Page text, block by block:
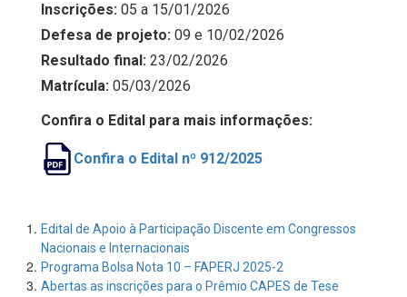
Inscrições: 05 a 15/01/2026
Defesa de projeto: 09 e 10/02/2026
Resultado final: 23/02/2026
Matrícula: 05/03/2026
Confira o Edital para mais informações:
Confira o Edital nº 912/2025
Edital de Apoio à Participação Discente em Congressos
Nacionais e Internacionais
Programa Bolsa Nota 10 – FAPERJ 2025-2
Abertas as inscrições para o Prêmio CAPES de Tese